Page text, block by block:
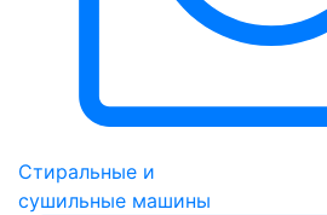
Стиральные и
сушильные машины